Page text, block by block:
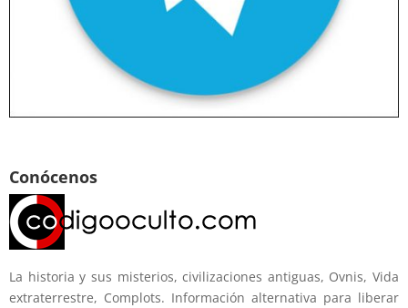
Conócenos
La historia y sus misterios, civilizaciones antiguas, Ovnis, Vida
extraterrestre, Complots. Información alternativa para liberar